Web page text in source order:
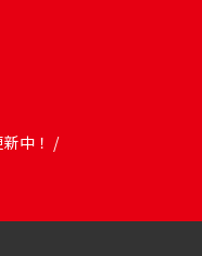
中！ /